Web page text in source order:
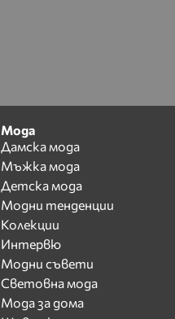
Мода
Дамска мода
Мъжка мода
Детска мода
Модни тенденции
Колекции
Интервю
Модни съвети
Световна мода
Мода за дома